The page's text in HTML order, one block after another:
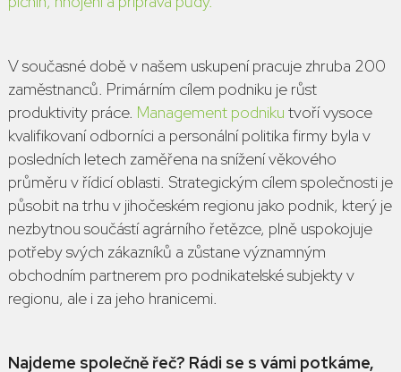
V současné době v našem uskupení pracuje zhruba 200
zaměstnanců. Primárním cílem podniku je růst
produktivity práce. Management podniku tvoří vysoce
kvalifikovaní odborníci a personální politika firmy byla v
posledních letech zaměřena na snížení věkového
průměru v řídicí oblasti. Strategickým cílem společnosti je
působit na trhu v jihočeském regionu jako podnik, který je
nezbytnou součástí agrárního řetězce, plně uspokojuje
potřeby svých zákazníků a zůstane významným
obchodním partnerem pro podnikatelské subjekty v
regionu, ale i za jeho hranicemi.
Najdeme společně řeč? Rádi se s vámi potkáme,